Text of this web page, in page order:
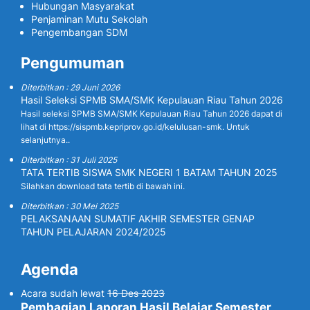
Hubungan Masyarakat
Penjaminan Mutu Sekolah
Pengembangan SDM
Pengumuman
Diterbitkan : 29 Juni 2026
Hasil Seleksi SPMB SMA/SMK Kepulauan Riau Tahun 2026
Hasil seleksi SPMB SMA/SMK Kepulauan Riau Tahun 2026 dapat di
lihat di https://sispmb.kepriprov.go.id/kelulusan-smk. Untuk
selanjutnya..
Diterbitkan : 31 Juli 2025
TATA TERTIB SISWA SMK NEGERI 1 BATAM TAHUN 2025
Silahkan download tata tertib di bawah ini.
Diterbitkan : 30 Mei 2025
PELAKSANAAN SUMATIF AKHIR SEMESTER GENAP
TAHUN PELAJARAN 2024/2025
Agenda
Acara sudah lewat 16 Des 2023
Pembagian Laporan Hasil Belajar Semester